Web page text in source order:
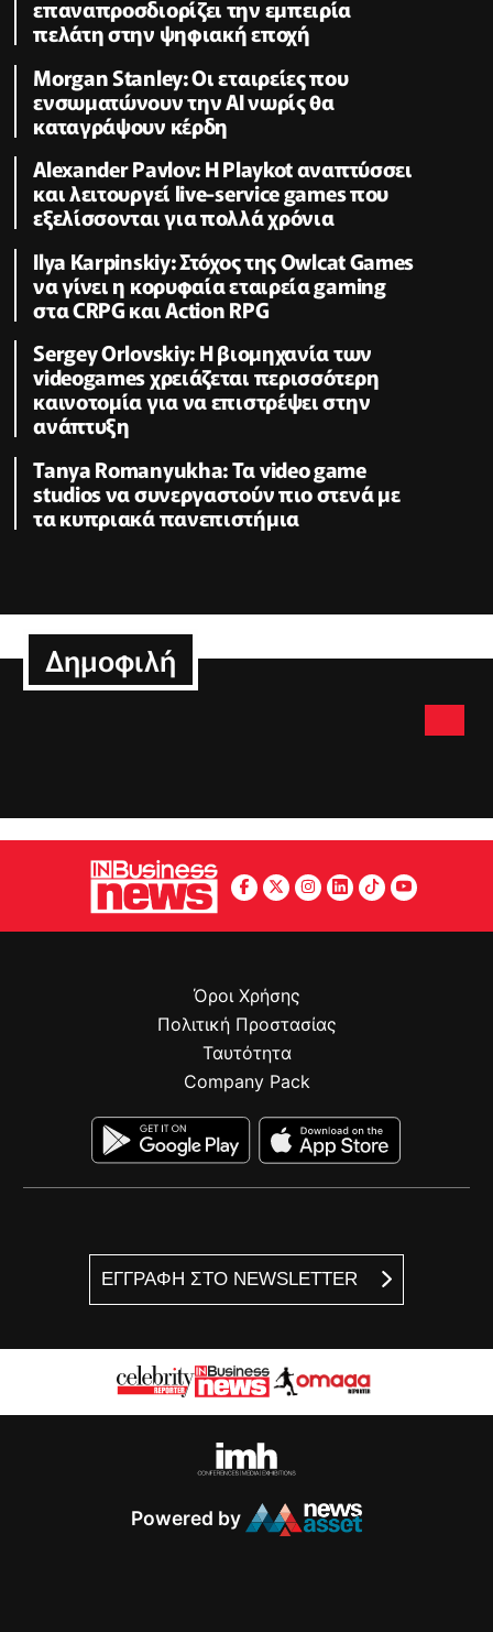
επαναπροσδιορίζει την εμπειρία
πελάτη στην ψηφιακή εποχή
Morgan Stanley: Οι εταιρείες που
ενσωματώνουν την ΑΙ νωρίς θα
καταγράψουν κέρδη
Alexander Pavlov: Η Playkot αναπτύσσει
και λειτουργεί live-service games που
εξελίσσονται για πολλά χρόνια
Ilya Karpinskiy: Στόχος της Owlcat Games
να γίνει η κορυφαία εταιρεία gaming
στα CRPG και Action RPG
Sergey Orlovskiy: Η βιομηχανία των
videogames χρειάζεται περισσότερη
καινοτομία για να επιστρέψει στην
ανάπτυξη
Tanya Romanyukha: Τα video game
studios να συνεργαστούν πιο στενά με
τα κυπριακά πανεπιστήμια
Δημοφιλή
ΕΓΓΡΑΦΗ ΣΤΟ NEWSLETTER
Όροι Χρήσης
Πολιτική Προστασίας
Ταυτότητα
Company Pack
Powered by